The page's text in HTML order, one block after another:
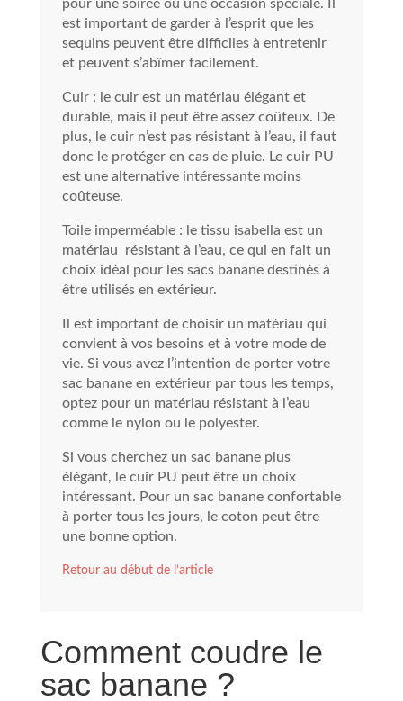
pour une soirée ou une occasion spéciale. Il
est important de garder à l’esprit que les
sequins peuvent être difficiles à entretenir
et peuvent s’abîmer facilement.
Cuir : le cuir est un matériau élégant et
durable, mais il peut être assez coûteux. De
plus, le cuir n’est pas résistant à l’eau, il faut
donc le protéger en cas de pluie. Le cuir PU
est une alternative intéressante moins
coûteuse.
Toile imperméable : le tissu isabella est un
matériau résistant à l’eau, ce qui en fait un
choix idéal pour les sacs banane destinés à
être utilisés en extérieur.
Il est important de choisir un matériau qui
convient à vos besoins et à votre mode de
vie. Si vous avez l’intention de porter votre
sac banane en extérieur par tous les temps,
optez pour un matériau résistant à l’eau
comme le nylon ou le polyester.
Si vous cherchez un sac banane plus
élégant, le cuir PU peut être un choix
intéressant. Pour un sac banane confortable
à porter tous les jours, le coton peut être
une bonne option.
Retour au début de l’article
Comment coudre le
sac banane ?